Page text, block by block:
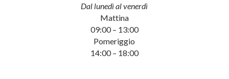
Dal lunedì al venerdì
Mattina
09:00 – 13:00
Pomeriggio
14:00 – 18:00